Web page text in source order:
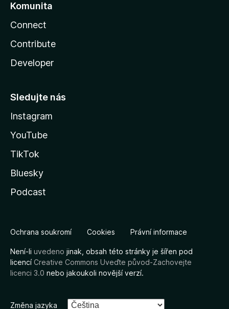
Komunita
Connect
Contribute
Developer
Sledujte nás
Instagram
YouTube
TikTok
Bluesky
Podcast
Ochrana soukromí Cookies Právní informace
Není-li uvedeno jinak, obsah této stránky je šířen pod
licencíCreative Commons Uveďte původ-Zachovejte
licenci 3.0 nebo jakoukoli novější verzí.
Změna jazyka